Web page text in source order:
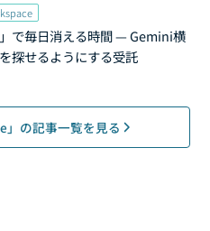
」で毎日消える時間 — Gemini横
探せるようにする受託
」の記事一覧を見る